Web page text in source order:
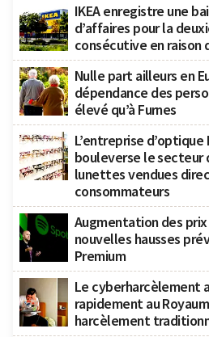
IKEA enregistre une
d’affaires pour la
consécutive en raison
Nulle part ailleurs en
dépendance des
élevé qu’à Furnes
L’entreprise
bouleverse le secteur
lunettes vendues
consommateurs
Augmentation des
nouvelles hausses
Premium
Le cyberharcèlement
rapidement au
harcèlement